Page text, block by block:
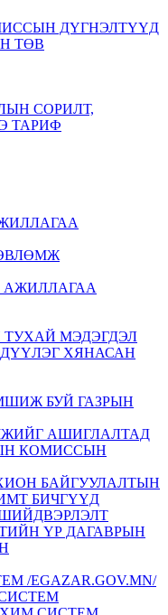
ДҮГНЭЛТҮҮД
ТӨВ
СОРИЛТ,
ТАРИФ
АЖИЛЛАГАА
ТУХАЙ МЭДЭГДЭЛ
ХЯНАСАН
БУЙ ГАЗРЫН
АШИГЛАЛТАД
КОМИССЫН
БАЙГУУЛАЛТЫН
БИЧГҮҮД
ҮР ДАГАВРЫН
/EGAZAR.GOV.MN/